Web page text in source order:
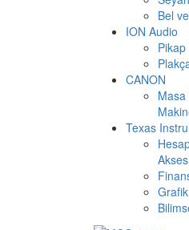
Bel
ION Audio
CANON
Texas